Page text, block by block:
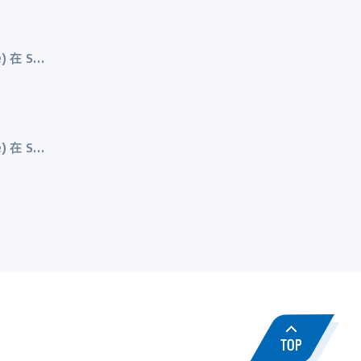
在 Whir.Label.Dynamic.Content.Render(HtmlTextWriter output)
在 Whir.Label.Dynamic.Content.Render(HtmlTextWriter output)